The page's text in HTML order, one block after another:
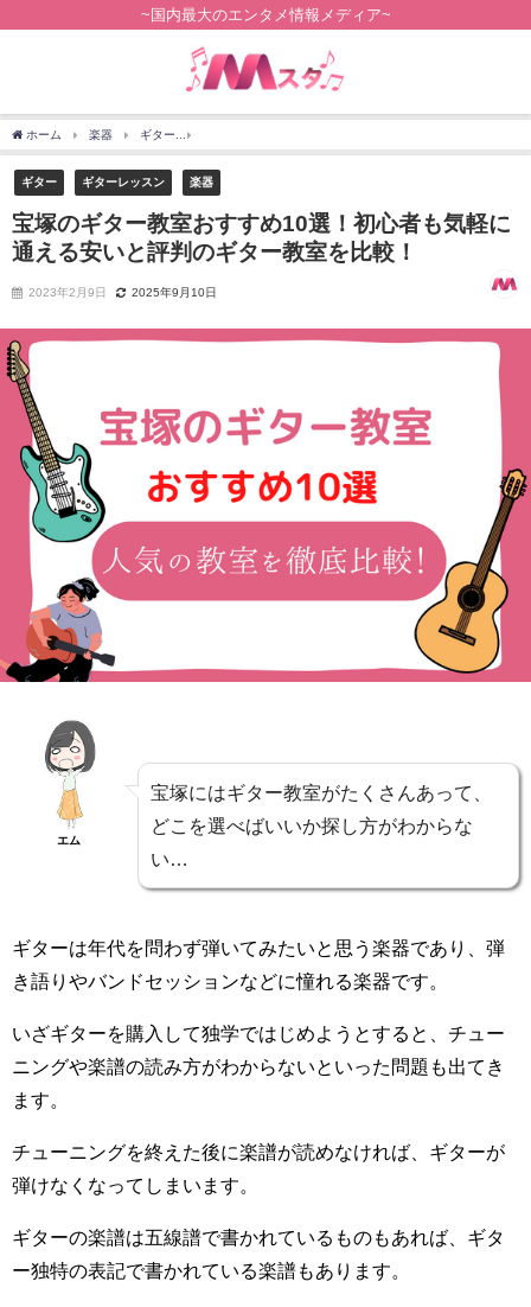
~国内最大のエンタメ情報メディア~
ホーム 楽器 ギター
ギター ギターレッスン 楽器
宝塚のギター教室おすすめ10選！初心者も気軽に
通える安いと評判のギター教室を比較！
2023年2月9日 2025年9月10日
エム
宝塚にはギター教室がたくさんあって、
どこを選べばいいか探し方がわからな
い…
ギターは年代を問わず弾いてみたいと思う楽器であり、弾
き語りやバンドセッションなどに憧れる楽器です。
いざギターを購入して独学ではじめようとすると、チュー
ニングや楽譜の読み方がわからないといった問題も出てき
ます。
チューニングを終えた後に楽譜が読めなければ、ギターが
弾けなくなってしまいます。
ギターの楽譜は五線譜で書かれているものもあれば、ギタ
ー独特の表記で書かれている楽譜もあります。